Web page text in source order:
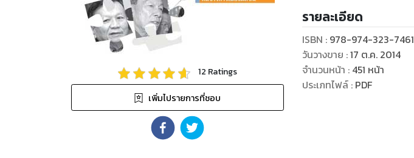
12 Ratings
เพิ่มไปรายการที่ชอบ
รายละเอียด
ISBN : 978-974-323-7461
วันวางขาย :17 ต.ค. 2014
จำนวนหน้า : 451 หน้า
ประเภทไฟล์: PDF